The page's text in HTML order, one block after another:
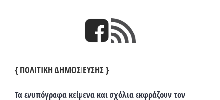
{ ΠΟΛΙΤΙΚΗ ΔΗΜΟΣΙΕΥΣΗΣ }
Τα ενυπόγραφα κείμενα και σχόλια εκφράζουν τον